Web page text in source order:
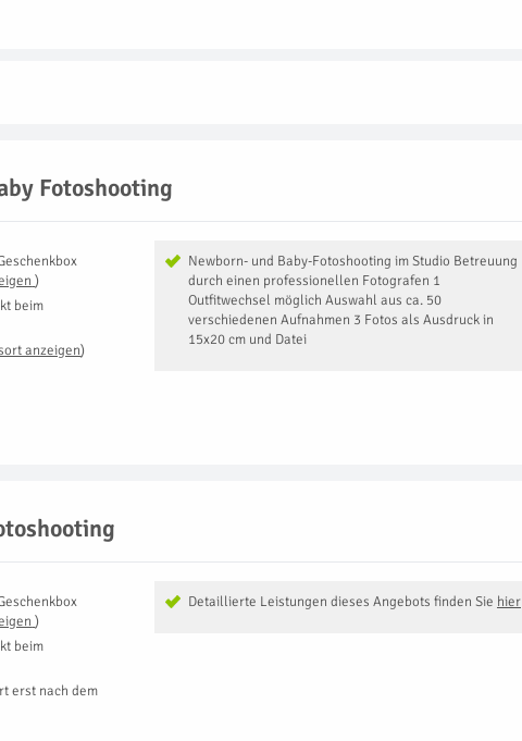
Fotoshooting
Newborn- und Baby-Fotoshooting im Studio Betreuung
durch einen professionellen Fotografen 1
Outfitwechsel möglich Auswahl aus ca. 50
verschiedenen Aufnahmen 3 Fotos als Ausdruck in
15x20 cm und Datei
)
beim
anzeigen)
Detaillierte Leistungen dieses Angebots finden Sie hier
)
beim
erst nach dem